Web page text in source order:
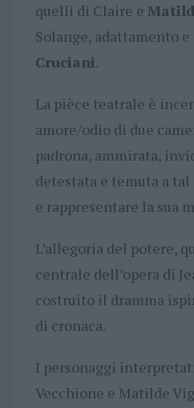
quelli di Claire e
Solange, adattamento
Cruciani.
La pièce teatrale è
amore/odio di due
padrona, ammirata,
detestata e temuta a
e rappresentare la sua
L’allegoria del potere,
centrale dell’opera di
costruito il dramma
di cronaca.
I personaggi
Vecchione e Matilde